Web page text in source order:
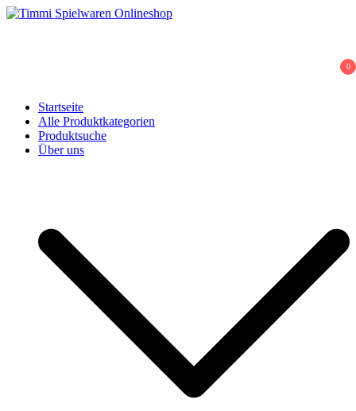
Skip
0
Startseite
Alle Produktkategorien
Produktsuche
Über uns